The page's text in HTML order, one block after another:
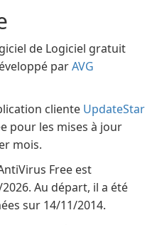
de Logiciel gratuit
parAVG
cliente UpdateStar
pour les mises à jour
mois.
Free est
Au départ, il a été
sur 14/11/2014.